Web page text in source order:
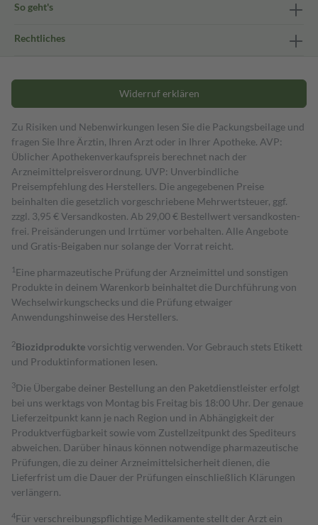
So geht's
Rechtliches
Widerruf erklären
Zu Risiken und Nebenwirkungen lesen Sie die Packungsbeilage und
fragen Sie Ihre Ärztin, Ihren Arzt oder in Ihrer Apotheke. AVP:
Üblicher Apothekenverkaufspreis berechnet nach der
Arzneimittelpreisverordnung. UVP: Unverbindliche
Preisempfehlung des Herstellers. Die angegebenen Preise
beinhalten die gesetzlich vorgeschriebene Mehrwertsteuer, ggf.
zzgl. 3,95 € Versandkosten. Ab 29,00 € Bestell­wert versand­kosten­
frei. Preisänderungen und Irrtümer vorbehalten. Alle Angebote
und Gratis-Beigaben nur solange der Vorrat reicht.
1 Eine pharmazeutische Prüfung der Arzneimittel und sonstigen
Produkte in deinem Warenkorb beinhaltet die Durchführung von
Wechselwirkungschecks und die Prüfung etwaiger
Anwendungshinweise des Herstellers.
2Biozidproduktevorsichtig verwenden. Vor Gebrauch stets Etikett
und Produktinformationen lesen.
3Die Übergabe deiner Bestellung an den Paketdienstleister erfolgt
bei uns werktags von Montag bis Freitag bis 18:00 Uhr. Der genaue
Lieferzeitpunkt kann je nach Region und in Abhängigkeit der
Produktverfügbarkeit sowie vom Zustellzeitpunkt des Spediteurs
abweichen. Darüber hinaus können notwendige pharmazeutische
Prüfungen, die zu deiner Arzneimittelsicherheit dienen, die
Lieferfrist um die Dauer der Prüfungen einschließlich Klärungen
verlängern.
4Für verschreibungspflichtige Medikamente stellt der Arzt ein